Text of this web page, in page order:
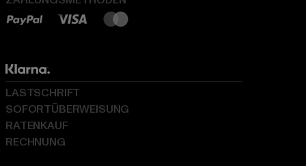
LASTSCHRIFT
SOFORTÜBERWEISUNG
RATENKAUF
RECHNUNG